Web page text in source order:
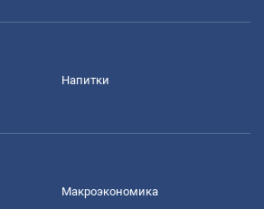
Напитки
Mакроэкономика